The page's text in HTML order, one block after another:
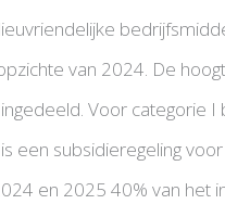
van 2024. De
Voor categorie
een subsidieregeling
en 2025 40% van het